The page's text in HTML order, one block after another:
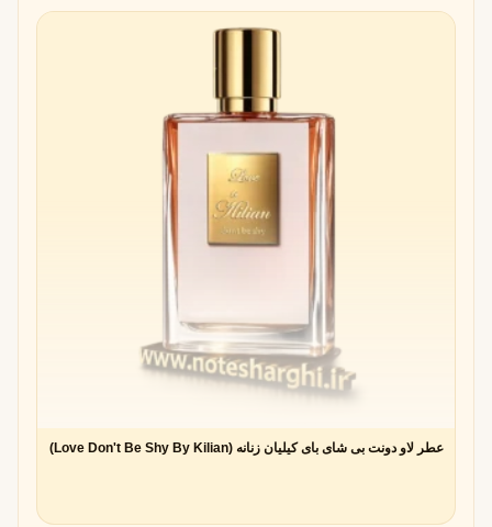
عطر لاو دونت بی شای بای کیلیان زنانه (Love Don't Be Shy By Kilian)